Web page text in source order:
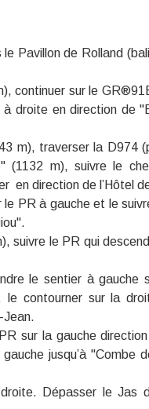
plein écran
Pavillon de Rolland
continuer sur le
à droite en direction de
m), traverser la D974
(1132 m), suivre le
en direction de l’Hôtel
PR à gauche et le
suivre le PR qui
le sentier à gauche
le contourner sur la
Jean.
sur la gauche
jusqu’à "Combe
Dépasser le Jas